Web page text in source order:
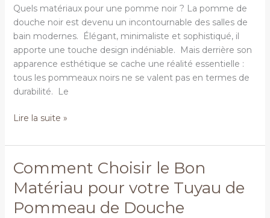
Quels matériaux pour une pomme noir ? La pomme de
douche noir est devenu un incontournable des salles de
bain modernes. Élégant, minimaliste et sophistiqué, il
apporte une touche design indéniable. Mais derrière son
apparence esthétique se cache une réalité essentielle :
tous les pommeaux noirs ne se valent pas en termes de
durabilité. Le
de
douche
noir
Lire la suite »
Comment Choisir le Bon
Matériau pour votre Tuyau de
Pommeau de Douche
Comment
le
Bon